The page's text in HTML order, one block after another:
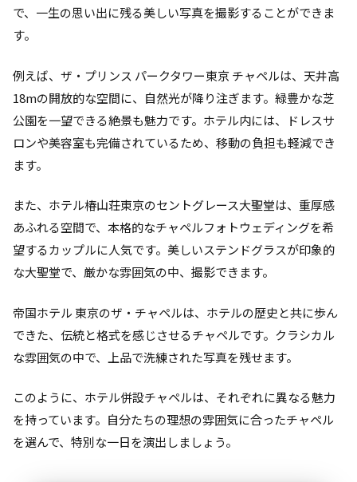
で、一生の思い出に残る美しい写真を撮影することができま
す。
例えば、ザ・プリンス パークタワー東京 チャペルは、天井高
18mの開放的な空間に、自然光が降り注ぎます。緑豊かな芝
公園を一望できる絶景も魅力です。ホテル内には、ドレスサ
ロンや美容室も完備されているため、移動の負担も軽減でき
ます。
また、ホテル椿山荘東京のセントグレース大聖堂は、重厚感
あふれる空間で、本格的なチャペルフォトウェディングを希
望するカップルに人気です。美しいステンドグラスが印象的
な大聖堂で、厳かな雰囲気の中、撮影できます。
帝国ホテル 東京のザ・チャペルは、ホテルの歴史と共に歩ん
できた、伝統と格式を感じさせるチャペルです。クラシカル
な雰囲気の中で、上品で洗練された写真を残せます。
このように、ホテル併設チャペルは、それぞれに異なる魅力
を持っています。自分たちの理想の雰囲気に合ったチャペル
を選んで、特別な一日を演出しましょう。